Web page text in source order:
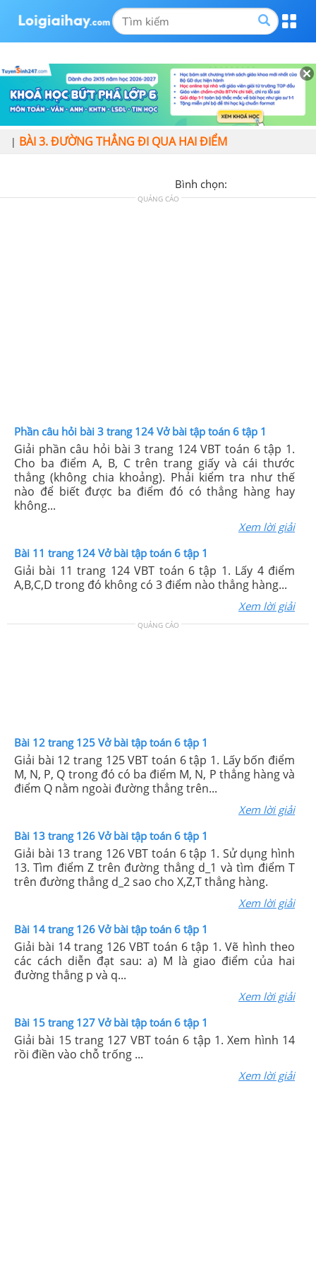
| BÀI 3. ĐƯỜNG THẲNG ĐI QUA HAI ĐIỂM
Bình chọn:
QUẢNG CÁO
Phần câu hỏi bài 3 trang 124 Vở bài tập toán 6 tập 1
Giải phần câu hỏi bài 3 trang 124 VBT toán 6 tập 1.
Cho ba điểm A, B, C trên trang giấy và cái thước
thẳng (không chia khoảng). Phải kiểm tra như thế
nào để biết được ba điểm đó có thẳng hàng hay
không...
Xem lời giải
Bài 11 trang 124 Vở bài tập toán 6 tập 1
Giải bài 11 trang 124 VBT toán 6 tập 1. Lấy 4 điểm
A,B,C,D trong đó không có 3 điểm nào thẳng hàng...
Xem lời giải
QUẢNG CÁO
Bài 12 trang 125 Vở bài tập toán 6 tập 1
Giải bài 12 trang 125 VBT toán 6 tập 1. Lấy bốn điểm
M, N, P, Q trong đó có ba điểm M, N, P thẳng hàng và
điểm Q nằm ngoài đường thẳng trên...
Xem lời giải
Bài 13 trang 126 Vở bài tập toán 6 tập 1
Giải bài 13 trang 126 VBT toán 6 tập 1. Sử dụng hình
13. Tìm điểm Z trên đường thẳng d_1 và tìm điểm T
trên đường thẳng d_2 sao cho X,Z,T thẳng hàng.
Xem lời giải
Bài 14 trang 126 Vở bài tập toán 6 tập 1
Giải bài 14 trang 126 VBT toán 6 tập 1. Vẽ hình theo
các cách diễn đạt sau: a) M là giao điểm của hai
đường thẳng p và q...
Xem lời giải
Bài 15 trang 127 Vở bài tập toán 6 tập 1
Giải bài 15 trang 127 VBT toán 6 tập 1. Xem hình 14
rồi điền vào chỗ trống ...
Xem lời giải